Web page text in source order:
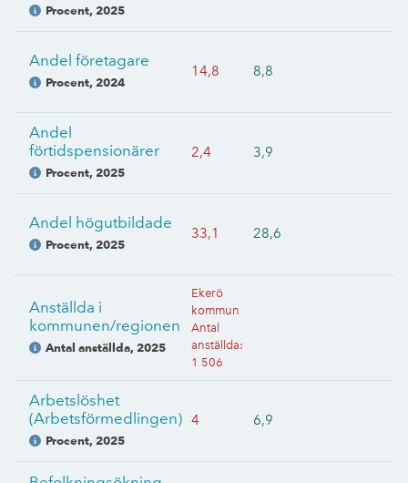
Procent, 2025
Andel företagare
Procent, 2024
14,8 8,8
Andel
förtidspensionärer
Procent, 2025
2,4 3,9
Andel högutbildade
Procent, 2025
33,1 28,6
Anställda i
kommunen/regionen
Antal anställda, 2025
Ekerö
kommun
Antal
anställda:
1 506
Arbetslöshet
(Arbetsförmedlingen)
Procent, 2025
4 6,9